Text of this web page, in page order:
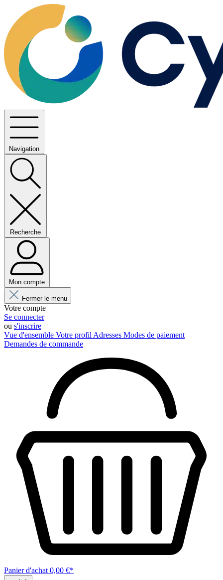
Navigation
Recherche
Mon compte
Fermer le menu
Votre compte
Se connecter
ou s'inscrire
Vue d'ensemble Votre profil Adresses Modes de paiement
Demandes de commande
Panier d'achat 0,00 €*